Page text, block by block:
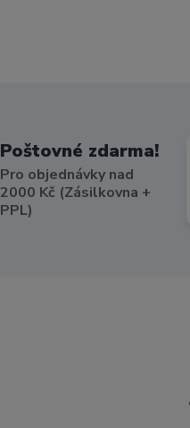
Poštovné zdarma!
Pro objednávky nad
2000 Kč (Zásilkovna +
PPL)